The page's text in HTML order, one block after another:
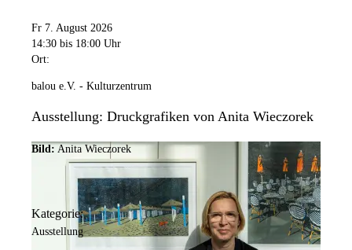
Fr 7. August 2026
14:30 bis 18:00 Uhr
Ort:
balou e.V. - Kulturzentrum
Ausstellung: Druckgrafiken von Anita Wieczorek
Bild: Anita Wieczorek
Kategorie:
Ausstellung